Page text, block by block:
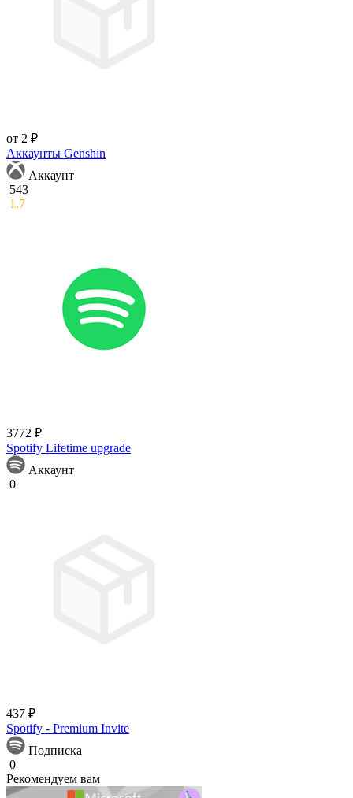
от 2 ₽
Аккаунты Genshin
Аккаунт
543
1.7
3772 ₽
Spotify Lifetime upgrade
Аккаунт
0
437 ₽
Spotify - Premium Invite
Подписка
0
Рекомендуем вам